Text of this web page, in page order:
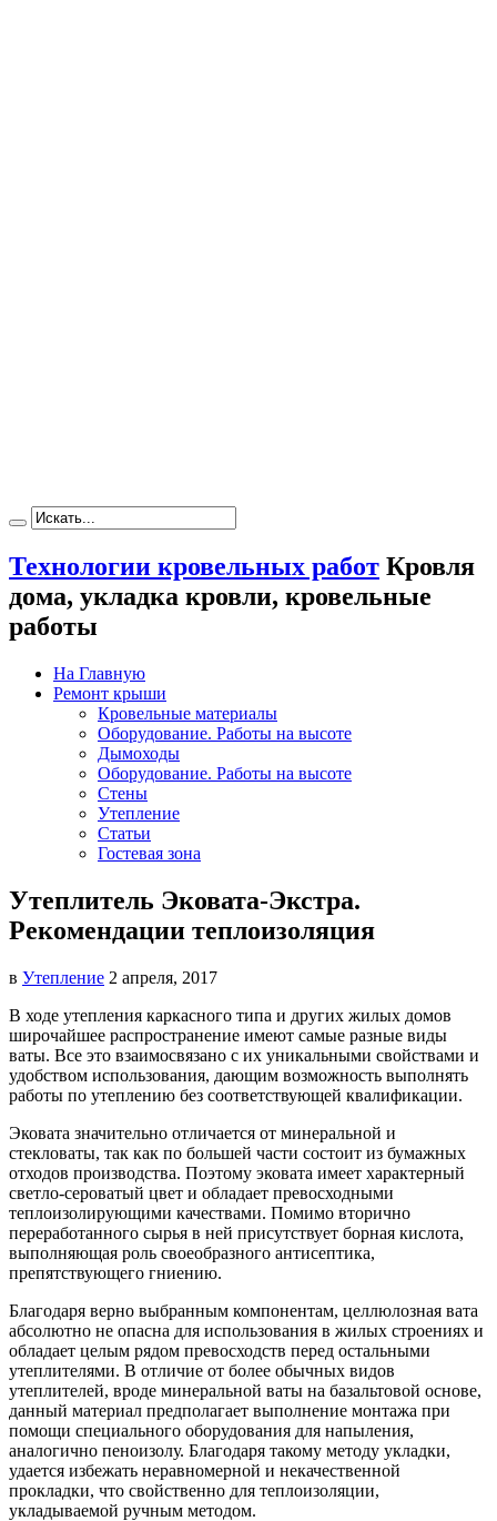
Технологии кровельных работ Кровля
дома, укладка кровли, кровельные
работы
На Главную
Ремонт крыши
Кровельные материалы
Оборудование. Работы на высоте
Дымоходы
Оборудование. Работы на высоте
Стены
Утепление
Статьи
Гостевая зона
Утеплитель Эковата-Экстра.
Рекомендации теплоизоляция
в Утепление 2 апреля, 2017
В ходе утепления каркасного типа и других жилых домов
широчайшее распространение имеют самые разные виды
ваты. Все это взаимосвязано с их уникальными свойствами и
удобством использования, дающим возможность выполнять
работы по утеплению без соответствующей квалификации.
Эковата значительно отличается от минеральной и
стекловаты, так как по большей части состоит из бумажных
отходов производства. Поэтому эковата имеет характерный
светло-сероватый цвет и обладает превосходными
теплоизолирующими качествами. Помимо вторично
переработанного сырья в ней присутствует борная кислота,
выполняющая роль своеобразного антисептика,
препятствующего гниению.
Благодаря верно выбранным компонентам, целлюлозная вата
абсолютно не опасна для использования в жилых строениях и
обладает целым рядом превосходств перед остальными
утеплителями. В отличие от более обычных видов
утеплителей, вроде минеральной ваты на базальтовой основе,
данный материал предполагает выполнение монтажа при
помощи специального оборудования для напыления,
аналогично пеноизолу. Благодаря такому методу укладки,
удается избежать неравномерной и некачественной
прокладки, что свойственно для теплоизоляции,
укладываемой ручным методом.